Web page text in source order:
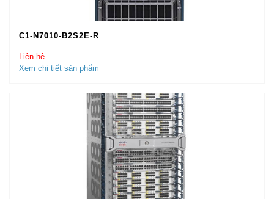
C1-N7010-B2S2E-R
Liên hệ
Xem chi tiết sản phẩm